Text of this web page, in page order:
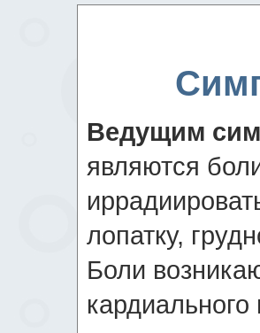
Ведущим
являются
лопатку,
Боли